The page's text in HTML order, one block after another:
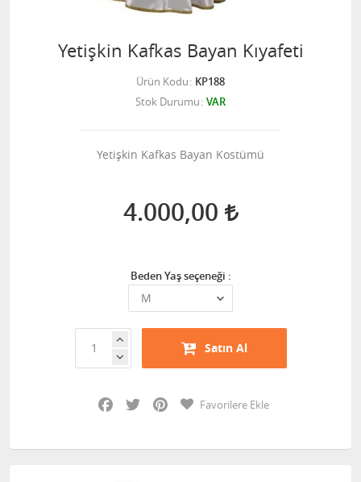
Yetişkin Kafkas Bayan Kıyafeti
Ürün Kodu KP188
Stok Durumu VAR
Yetişkin Kafkas Bayan Kostümü
4.000,00
Beden Yaş seçeneği :
Satın Al
Facebook
Twitter PinterestFavorilere Ekle